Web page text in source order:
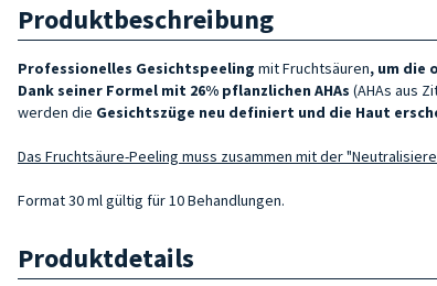
Produktbeschreibung
Professionelles Gesichtspeeling mit Fruchtsäuren, um die
Dank seiner Formel mit 26% pflanzlichen AHAs (AHAs aus
werden die Gesichtszüge neu definiert und die Haut
Das Fruchtsäure-Peeling muss zusammen mit der
Format 30 ml gültig für 10 Behandlungen.
Produktdetails